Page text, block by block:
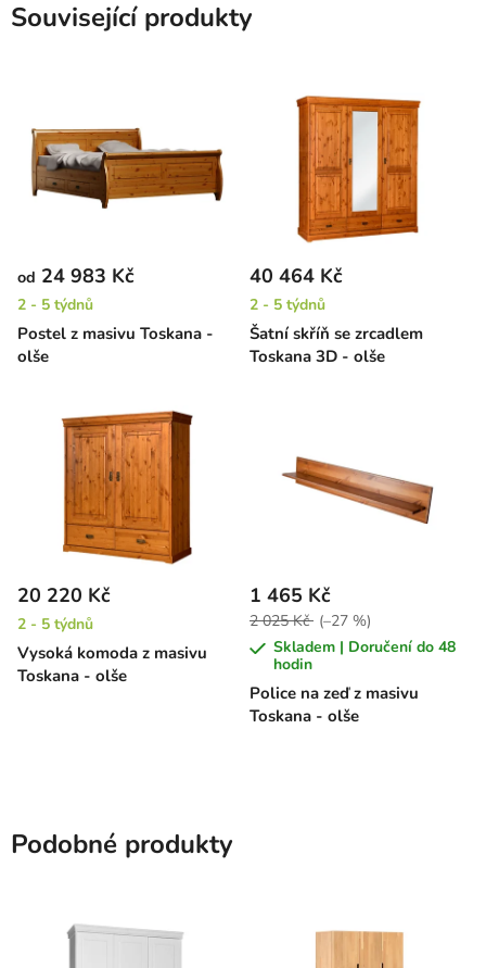
Související produkty
Postel z masivu Toskana -
olše
od 24 983 Kč
2 - 5 týdnů
Šatní skříň se zrcadlem
Toskana 3D - olše
40 464 Kč
2 - 5 týdnů
Vysoká komoda z masivu
Toskana - olše
20 220 Kč
2 - 5 týdnů
Police na zeď z masivu
Toskana - olše
1 465 Kč
2 025 Kč (–27 %)
Skladem | Doručení do 48
hodin
Podobné produkty